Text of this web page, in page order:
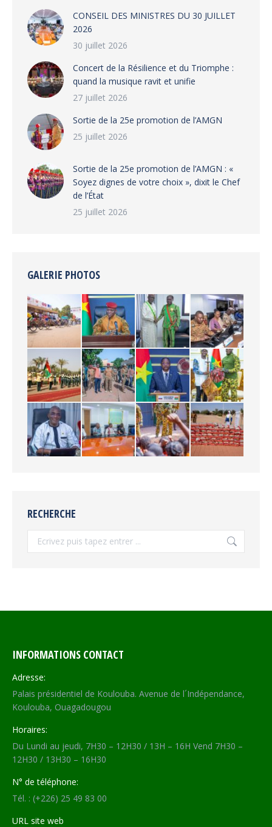
CONSEIL DES MINISTRES DU 30 JUILLET
2026
30 juillet 2026
‎​Concert de la Résilience et du Triomphe :
quand la musique ravit et unifie
27 juillet 2026
‎Sortie de la 25e promotion de l’AMGN
25 juillet 2026
‎Sortie de la 25e promotion de l’AMGN : «
Soyez dignes de votre choix », dixit le Chef
de l’État
25 juillet 2026
GALERIE PHOTOS
RECHERCHE
INFORMATIONS CONTACT
Adresse:
Palais présidentiel de Koulouba. Avenue de l´Indépendance,
Koulouba, Ouagadougou
Horaires:
Du Lundi au jeudi, 7H30 – 12H30 / 13H – 16H Vend 7H30 –
12H30 / 13H30 – 16H30
N° de téléphone:
Tél. : (+226) 25 49 83 00
URL site web